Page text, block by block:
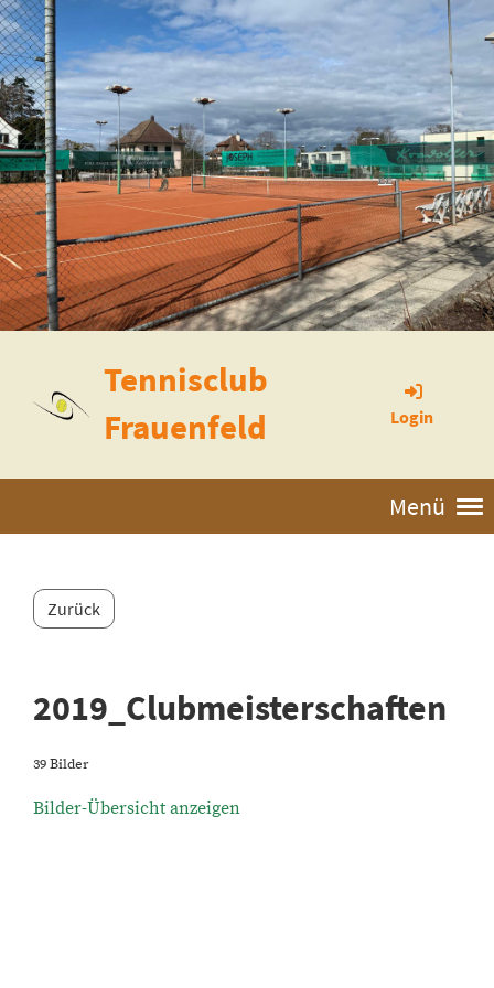
Tennisclub
Frauenfeld
Login
Menü
Zurück
2019_Clubmeisterschaften
39 Bilder
Bilder-Übersicht anzeigen